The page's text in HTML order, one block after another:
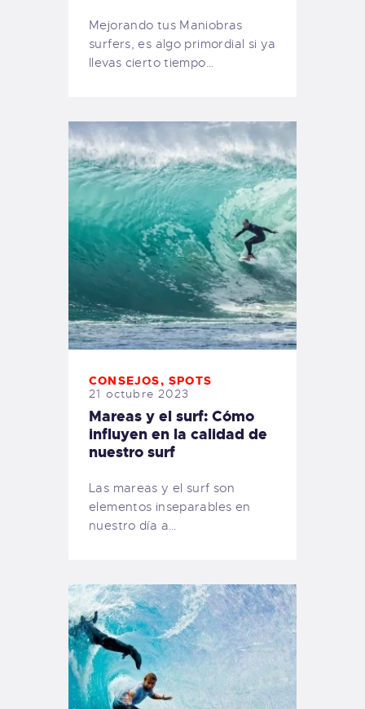
Mejorando tus Maniobras
surfers, es algo primordial si ya
llevas cierto tiempo…
CONSEJOS,SPOTS
21 octubre 2023
Mareas y el surf: Cómo
influyen en la calidad de
nuestro surf
Las mareas y el surf son
elementos inseparables en
nuestro día a…